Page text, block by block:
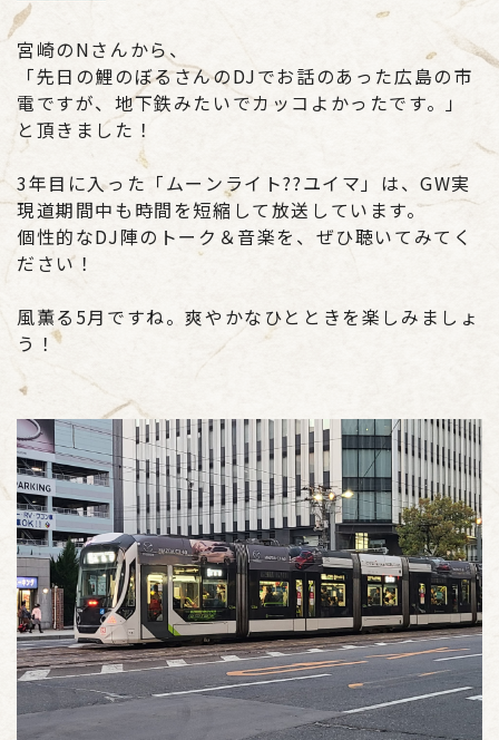
宮崎のNさんから、
「先日の鯉のぼるさんのDJでお話のあった広島の市
電ですが、地下鉄みたいでカッコよかったです。」
と頂きました！
3年目に入った「ムーンライト??ユイマ」は、GW実
現道期間中も時間を短縮して放送しています。
個性的なDJ陣のトーク＆音楽を、ぜひ聴いてみてく
ださい！
風薫る5月ですね。爽やかなひとときを楽しみましょ
う！